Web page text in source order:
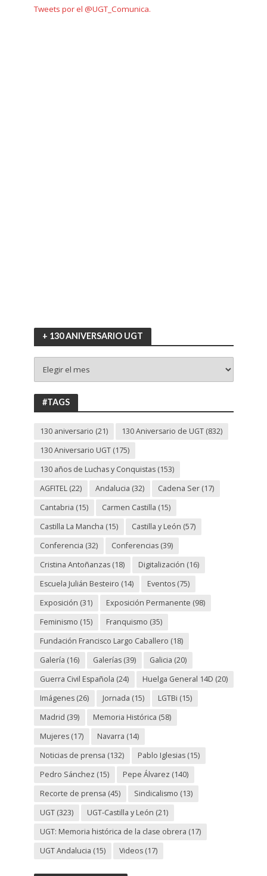
Tweets por el @UGT_Comunica.
+ 130 ANIVERSARIO UGT
130
ANIVERSARIO
UGT
#TAGS
130 aniversario (21) 130 Aniversario de UGT(832)
130 Aniversario UGT(175)
130 años de Luchas y Conquistas(153)
AGFITEL(22) Andalucia (32) Cadena Ser(17)
Cantabria (15) Carmen Castilla (15)
Castilla La Mancha (15) Castilla y León (57)
Conferencia (32) Conferencias(39)
Cristina Antoñanzas(18) Digitalización (16)
Escuela Julián Besteiro (14) Eventos(75)
Exposición (31) Exposición Permanente (98)
Feminismo (15) Franquismo (35)
Fundación Francisco Largo Caballero (18)
Galería (16) Galerías(39) Galicia (20)
Guerra Civil Española (24) Huelga General 14D (20)
Imágenes(26) Jornada (15) LGTBi (15)
Madrid (39) Memoria Histórica (58)
Mujeres(17) Navarra (14)
Noticias de prensa (132) Pablo Iglesias(15)
Pedro Sánchez (15) Pepe Álvarez (140)
Recorte de prensa (45) Sindicalismo (13)
UGT(323) UGT-Castilla y León (21)
UGT: Memoria histórica de la clase obrera (17)
UGT Andalucia (15) Videos(17)